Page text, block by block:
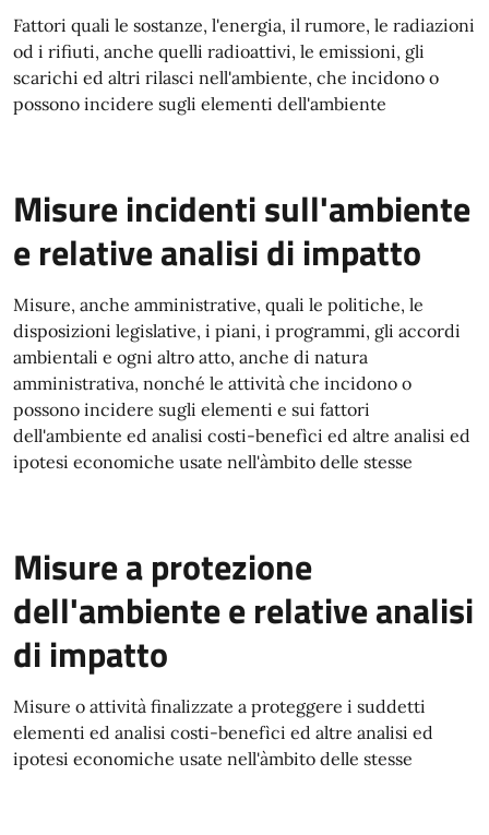
Fattori quali le sostanze, l'energia, il rumore, le radiazioni
od i rifiuti, anche quelli radioattivi, le emissioni, gli
scarichi ed altri rilasci nell'ambiente, che incidono o
possono incidere sugli elementi dell'ambiente
Misure incidenti sull'ambiente
e relative analisi di impatto
Misure, anche amministrative, quali le politiche, le
disposizioni legislative, i piani, i programmi, gli accordi
ambientali e ogni altro atto, anche di natura
amministrativa, nonché le attività che incidono o
possono incidere sugli elementi e sui fattori
dell'ambiente ed analisi costi-benefìci ed altre analisi ed
ipotesi economiche usate nell'àmbito delle stesse
Misure a protezione
dell'ambiente e relative analisi
di impatto
Misure o attività finalizzate a proteggere i suddetti
elementi ed analisi costi-benefìci ed altre analisi ed
ipotesi economiche usate nell'àmbito delle stesse